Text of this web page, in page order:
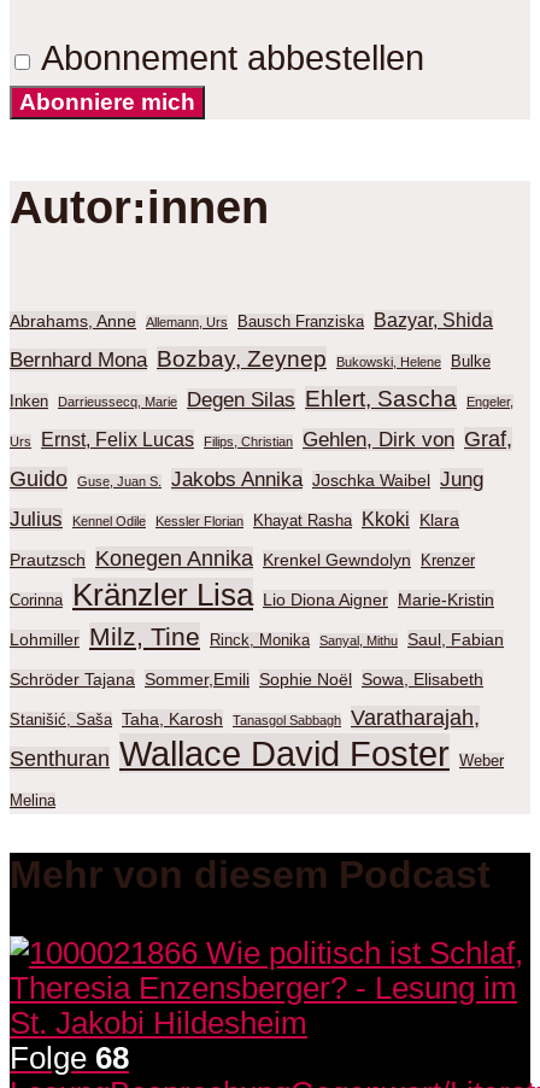
Abonnement abbestellen
Abonniere mich
Autor:innen
Abrahams, Anne Allemann, Urs Bausch Franziska Bazyar, Shida
Bernhard Mona Bozbay, Zeynep Bukowski, Helene Bulke
Inken Darrieussecq, Marie Degen Silas Ehlert, Sascha Engeler,
Urs Ernst, Felix Lucas Filips, Christian Gehlen, Dirk von Graf,
Guido
Guse, Juan S. Jakobs Annika Joschka Waibel Jung
Julius
Kennel Odile Kessler Florian Khayat Rasha Kkoki Klara
Prautzsch Konegen Annika Krenkel Gewndolyn Krenzer
Corinna Kränzler Lisa Lio Diona Aigner Marie-Kristin
Lohmiller Milz, Tine Rinck, Monika Sanyal, Mithu Saul, Fabian
Schröder Tajana Sommer,Emili Sophie Noël Sowa, Elisabeth
Stanišić, Saša Taha, Karosh Tanasgol Sabbagh
Varatharajah,
Senthuran Wallace David Foster Weber
Melina
Mehr von diesem Podcast
Folge 68